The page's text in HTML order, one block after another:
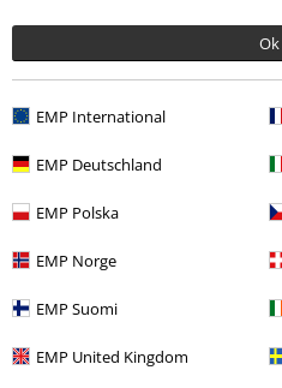
Ok
EMP International
EMP Deutschland
EMP Polska
EMP Norge
EMP Suomi
EMP United Kingdom
Descuentos para ti
Concursos
Cheques Regalo
Descuento para estudiantes
EMP Backstage Club